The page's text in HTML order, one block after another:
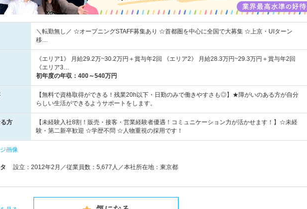
＼転勤無し／ ☆オープニングSTAFF募集あり ☆首都圏を中心に全国で大募集 ☆上京・UIターン
移…
《エリア1》 月給29.2万~30.2万円＋賞与年2回 《エリア2》 月給28.3万円~29.3万円＋賞与年2回
《エリア3…
初年度の年収： 400～540万円
【無料で資格取得ができる！残業20h以下・日勤のみで働きやすさも◎】★障がいのある方が自分
らしい生活ができるようサポートをします。
方
【未経験入社8割！販売・接客・営業経験者優遇！コミュニケーション力が活かせます！】☆未経
験・第二新卒歓迎 ☆学歴不問 ☆人物重視の採用です！
画像
設立：2012年2月／従業員数：5,677人／本社所在地：東京都